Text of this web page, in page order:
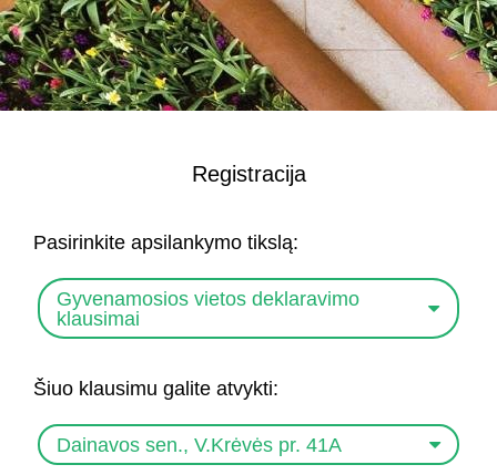
Registracija
Pasirinkite apsilankymo tikslą:
Gyvenamosios vietos deklaravimo
klausimai
Šiuo klausimu galite atvykti:
Dainavos sen., V.Krėvės pr. 41A